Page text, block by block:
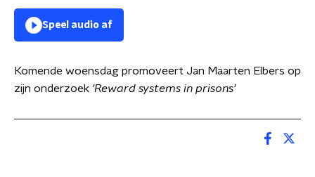
Speel audio af
Komende woensdag promoveert Jan Maarten Elbers op
zijn onderzoek 'Reward systems in prisons'